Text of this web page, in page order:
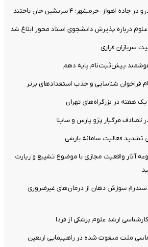
درباره پذیرش دانشجوی استاد محور ابلاغ شد
سربازان فراری
هوشمند پیش‌ثبت‌نام پایه دهم
فراخوان شناسایی و جذب استعدادهای برتر
تشدید فعالیت سامانه بارشی
آثار واقعیت مجازی با موضوع تشییع و زیارت
سوزش دهان از درمان‌های غیرضروری
ارشد علوم پزشکی از فردا
ملت مبعوث شده در راهپیمایی اربعین